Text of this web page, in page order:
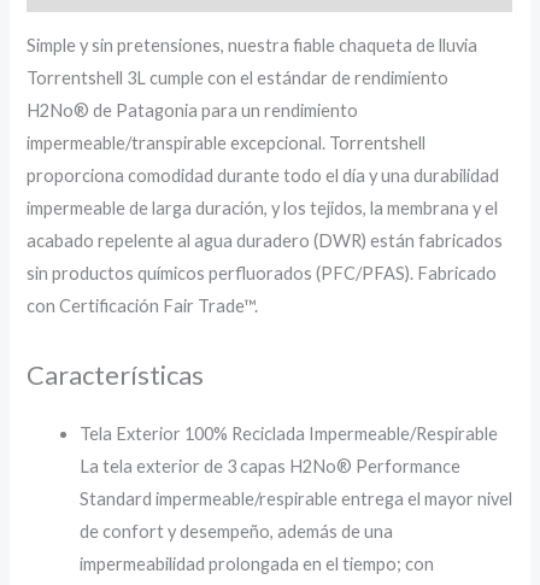
Simple y sin pretensiones, nuestra fiable chaqueta de lluvia
Torrentshell 3L cumple con el estándar de rendimiento
H2No® de Patagonia para un rendimiento
impermeable/transpirable excepcional. Torrentshell
proporciona comodidad durante todo el día y una durabilidad
impermeable de larga duración, y los tejidos, la membrana y el
acabado repelente al agua duradero (DWR) están fabricados
sin productos químicos perfluorados (PFC/PFAS). Fabricado
con Certificación Fair Trade™.
Características
Tela Exterior 100% Reciclada Impermeable/Respirable
La tela exterior de 3 capas H2No® Performance
Standard impermeable/respirable entrega el mayor nivel
de confort y desempeño, además de una
impermeabilidad prolongada en el tiempo; con